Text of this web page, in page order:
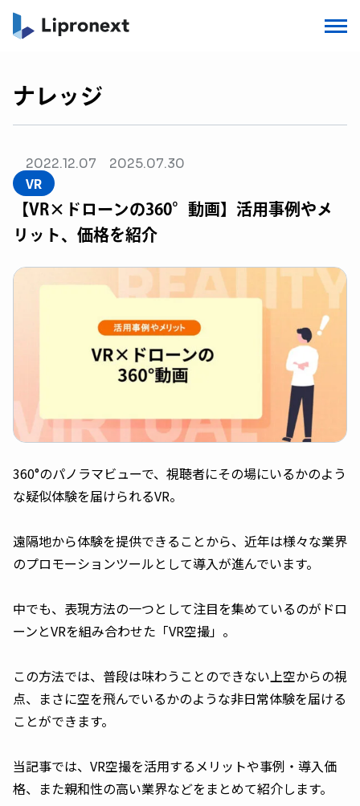
ナレッジ
2022.12.07 2025.07.30
VR
【VR×ドローンの360°動画】活用事例やメ
リット、価格を紹介
360°のパノラマビューで、視聴者にその場にいるかのよう
な疑似体験を届けられるVR。
遠隔地から体験を提供できることから、近年は様々な業界
のプロモーションツールとして導入が進んでいます。
中でも、表現方法の一つとして注目を集めているのがドロ
ーンとVRを組み合わせた「VR空撮」。
この方法では、普段は味わうことのできない上空からの視
点、まさに空を飛んでいるかのような非日常体験を届ける
ことができます。
当記事では、VR空撮を活用するメリットや事例・導入価
格、また親和性の高い業界などをまとめて紹介します。